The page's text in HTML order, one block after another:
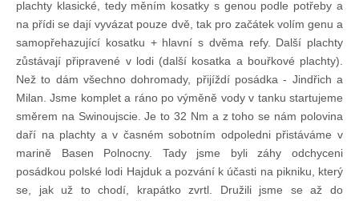
Doklady osob
Lodě - technika (tech. způsobilost)
Lodě - registrace
Rádio (MF, HF, VHF)
plachty klasické, tedy měním kosatky s genou podle potřeby a
na přídi se dají vyvázat pouze dvě, tak pro začátek volím genu a
samopřehazující kosatku + hlavní s dvěma refy. Další plachty
zůstávají připravené v lodi (další kosatka a bouřkové plachty).
Než to dám všechno dohromady, přijíždí posádka - Jindřich a
Milan. Jsme komplet a ráno po výměně vody v tanku startujeme
směrem na Swinoujscie. Je to 32 Nm a z toho se nám polovina
daří na plachty a v časném sobotním odpoledni přistáváme v
marině Basen Polnocny. Tady jsme byli záhy odchyceni
posádkou polské lodi Hajduk a pozvání k účasti na pikniku, který
se, jak už to chodí, krapátko zvrtl. Družili jsme se až do